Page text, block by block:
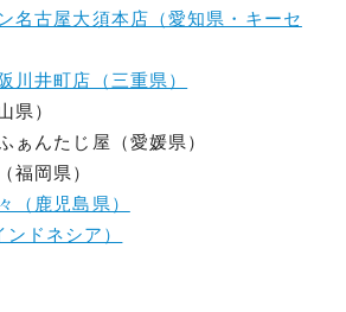
名古屋大須本店（愛知県・キーセ
川井町店（三重県）
県）
んたじ屋（愛媛県）
福岡県）
（鹿児島県）
ドネシア）